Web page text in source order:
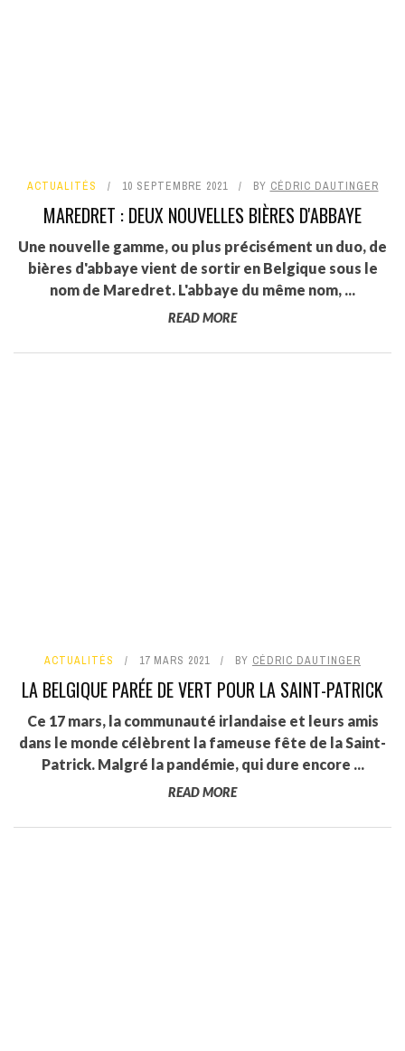
ACTUALITÉS 10 SEPTEMBRE 2021 BY CÉDRIC DAUTINGER
MAREDRET : DEUX NOUVELLES BIÈRES D'ABBAYE
Une nouvelle gamme, ou plus précisément un duo, de
bières d'abbaye vient de sortir en Belgique sous le
nom de Maredret. L'abbaye du même nom, ...
READ MORE
ACTUALITÉS 17 MARS 2021 BY CÉDRIC DAUTINGER
LA BELGIQUE PARÉE DE VERT POUR LA SAINT-PATRICK
Ce 17 mars, la communauté irlandaise et leurs amis
dans le monde célèbrent la fameuse fête de la Saint-
Patrick. Malgré la pandémie, qui dure encore ...
READ MORE